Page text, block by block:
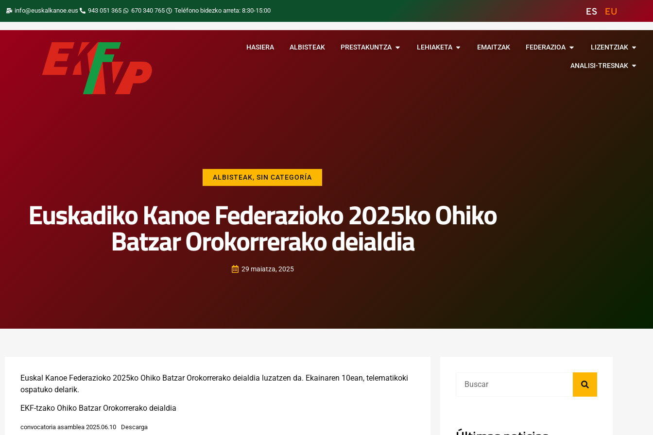
info@euskalkanoe.eus 943 051 365 670 340 765 Teléfono bidezko arreta: 8:30-15:00 ES EU
HASIERA ALBISTEAK PRESTAKUNTZA LEHIAKETA EMAITZAK FEDERAZIOA LIZENTZIAK
ANALISI-TRESNAK
ALBISTEAK, SIN CATEGORÍA
Euskadiko Kanoe Federazioko 2025ko Ohiko
Batzar Orokorrerako deialdia
29 maiatza, 2025
Euskal Kanoe Federazioko 2025ko Ohiko Batzar Orokorrerako deialdia luzatzen da. Ekainaren 10ean, telematikoki
ospatuko delarik.
EKF-tzako Ohiko Batzar Orokorrerako deialdia
convocatoria asamblea 2025.06.10 Descarga